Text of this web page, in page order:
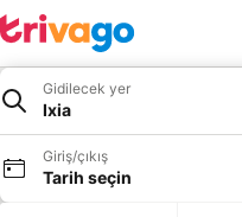
Gidilecek yer
Ixia
Giriş/çıkış
Tarih seçin